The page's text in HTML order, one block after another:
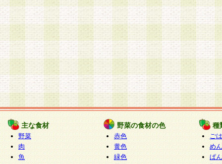
主な食材
野菜
肉
魚
野菜の食材の色
赤色
黄色
緑色
種
ご
めん
ぱん